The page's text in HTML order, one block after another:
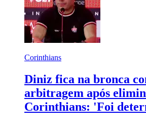
Corinthians
Diniz fica na bronca
arbitragem após
Corinthians: 'Foi